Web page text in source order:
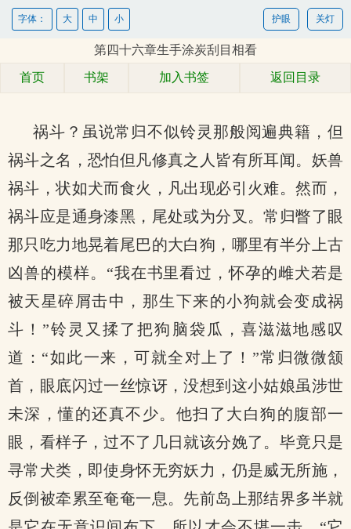
关灯
护眼
字体： 大 中 小
第四十六章生手涂炭刮目相看
首页 书架 加入书签 返回目录
祸斗？虽说常归不似铃灵那般阅遍典籍，但
祸斗之名，恐怕但凡修真之人皆有所耳闻。妖兽
祸斗，状如犬而食火，凡出现必引火难。然而，
祸斗应是通身漆黑，尾处或为分叉。常归瞥了眼
那只吃力地晃着尾巴的大白狗，哪里有半分上古
凶兽的模样。“我在书里看过，怀孕的雌犬若是
被天星碎屑击中，那生下来的小狗就会变成祸
斗！”铃灵又揉了把狗脑袋瓜，喜滋滋地感叹
道：“如此一来，可就全对上了！”常归微微颔
首，眼底闪过一丝惊讶，没想到这小姑娘虽涉世
未深，懂的还真不少。他扫了大白狗的腹部一
眼，看样子，过不了几日就该分娩了。毕竟只是
寻常犬类，即使身怀无穷妖力，仍是威无所施，
反倒被牵累至奄奄一息。先前岛上那结界多半就